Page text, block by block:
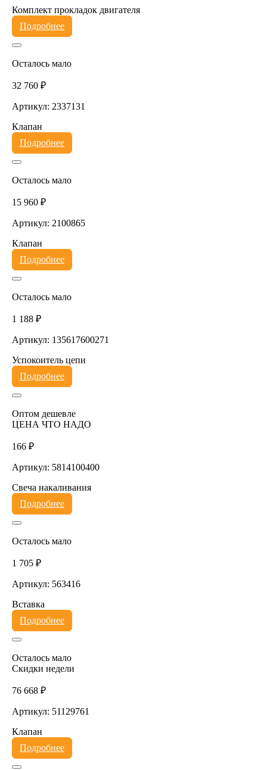
Комплект прокладок двигателя
Подробнее
Осталось мало
32 760 ₽
Артикул: 2337131
Клапан
Подробнее
Осталось мало
15 960 ₽
Артикул: 2100865
Клапан
Подробнее
Осталось мало
1 188 ₽
Артикул: 135617600271
Успокоитель цепи
Подробнее
Оптом дешевле
ЦЕНА ЧТО НАДО
166 ₽
Артикул: 5814100400
Свеча накаливания
Подробнее
Осталось мало
1 705 ₽
Артикул: 563416
Вставка
Подробнее
Осталось мало
Скидки недели
76 668 ₽
Артикул: 51129761
Клапан
Подробнее